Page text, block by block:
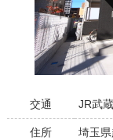
交通 JR武
住所 埼玉